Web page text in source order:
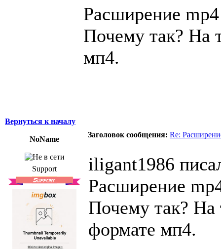
Расширение
Почему так? На
мп4.
Вернуться к началу
NoName
Заголовок сообщения: Re:
Support
iligant1986
Расширение
Почему так? На
формате мп4.